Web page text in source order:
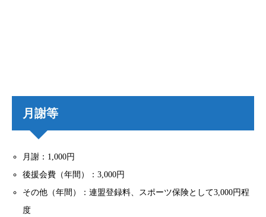
月謝等
月謝：1,000円
後援会費（年間）：3,000円
その他（年間）：連盟登録料、スポーツ保険として3,000円程
度